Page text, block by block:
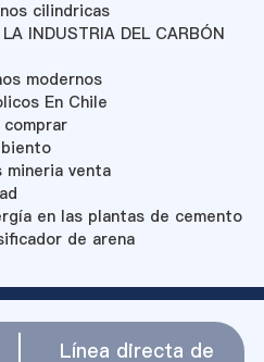
cilindricas
INDUSTRIA DEL CARBÓN
modernos
En Chile
mineria venta
en las plantas de cemento
de arena
Línea directa de